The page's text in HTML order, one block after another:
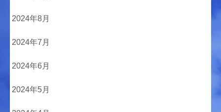
2024年8月
2024年7月
2024年6月
2024年5月